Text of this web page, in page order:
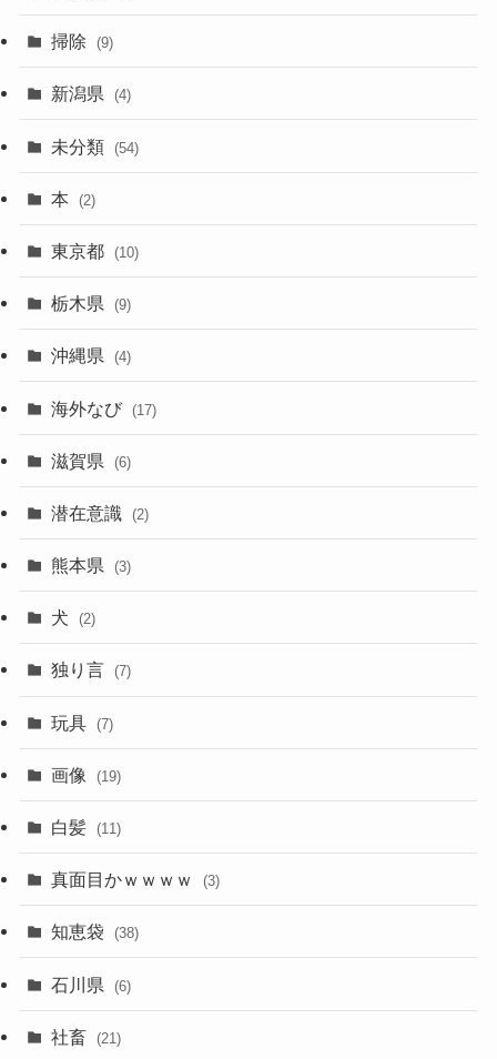
掃除 (9)
新潟県 (4)
未分類 (54)
本 (2)
東京都 (10)
栃木県 (9)
沖縄県 (4)
海外なび (17)
滋賀県 (6)
潜在意識 (2)
熊本県 (3)
犬 (2)
独り言 (7)
玩具 (7)
画像 (19)
白髪 (11)
真面目かｗｗｗｗ (3)
知恵袋 (38)
石川県 (6)
社畜 (21)